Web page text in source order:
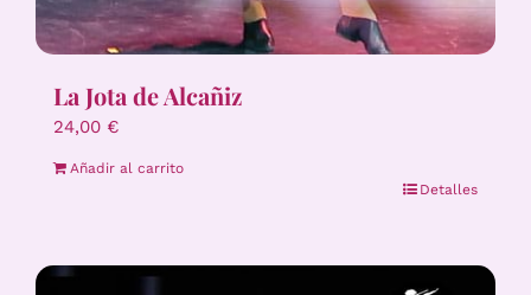
La Jota de Alcañiz
24,00 €
Añadir al carrito
Detalles